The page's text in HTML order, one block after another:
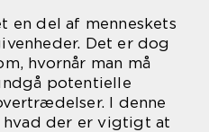
del af menneskets
Det er dog
hvornår man må
potentielle
I denne
der er vigtigt at